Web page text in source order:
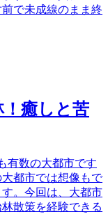
で未成線のまま終
癒しと苦
有数の大都市です
都市では想像もで
。今回は、大都市
散策を経験できる